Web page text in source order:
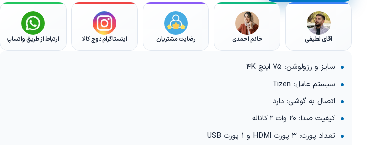
آقای لطیفی خانم احمدی رضایت مشتریان اینستاگرام دوج کالا ارتباط از طریق واتساپ
سایز و رزولوشن: 75 اینچ 4K
سیستم عامل: Tizen
اتصال به گوشی: دارد
کیفیت صدا: 20 وات 2 کاناله
تعداد پورت: 3 پورت HDMI و 1 پورت USB